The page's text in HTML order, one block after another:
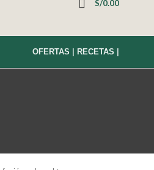
S/0.00
OFERTAS RECETAS